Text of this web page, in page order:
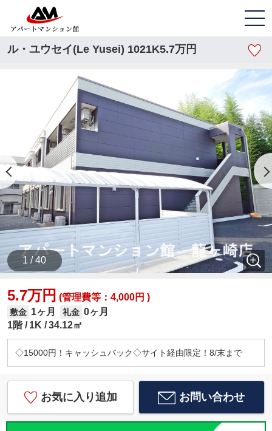
ル・ユウセイ(Le Yusei) 1021K5.7万円
1 / 40
5.7万円 (管理費等：4,000円 )
敷金 1ヶ月 礼金 0ヶ月
1階
1K 34.12㎡
◇15000円！キャッシュバック◇サイト経由限定！8/末まで
お気に入り追加 お問い合わせ